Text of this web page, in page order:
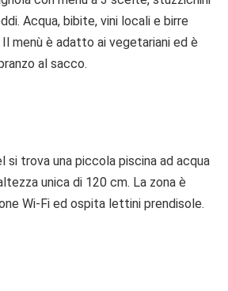
Acqua, bibite, vini locali e birre
menù è adatto ai vegetariani ed è
al sacco.
si trova una piccola piscina ad acqua
unica di 120 cm. La zona è
Wi-Fi ed ospita lettini prendisole.